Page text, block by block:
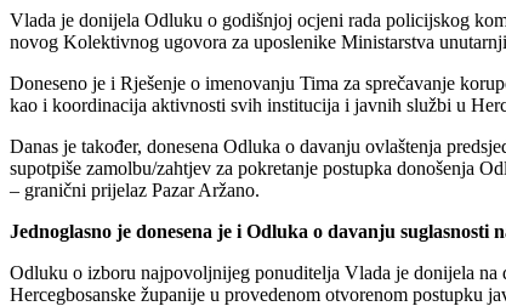
Vlada je donijela Odluku o godišnjoj ocjeni rada policijskog
novog Kolektivnog ugovora za uposlenike Ministarstva
Doneseno je i Rješenje o imenovanju Tima za sprečavanje
kao i koordinacija aktivnosti svih institucija i javnih službi u
Danas je također, donesena Odluka o davanju ovlaštenja
supotpiše zamolbu/zahtjev za pokretanje postupka donošenja
– granični prijelaz Pazar Aržano.
Jednoglasno je donesena je i Odluka o davanju suglasnosti
Odluku o izboru najpovoljnijeg ponuditelja Vlada je donijela na
Hercegbosanske županije u provedenom otvorenom postupku